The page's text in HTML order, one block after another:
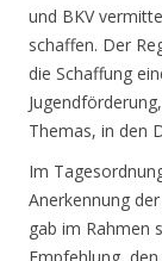
und BKV
schaffen. Der
die Schaffung
Themas, in den
Im
Anerkennung
gab im Rahmen
Empfehlung,